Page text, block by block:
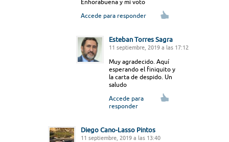
Enhorabuena y mi voto
Accede para responder
Esteban Torres Sagra
11 septiembre, 2019 a las 17:12
Muy agradecido. Aquí
esperando el finiquito y
la carta de despido. Un
saludo
Accede para
responder
Diego Cano-Lasso Pintos
11 septiembre, 2019 a las 13:40